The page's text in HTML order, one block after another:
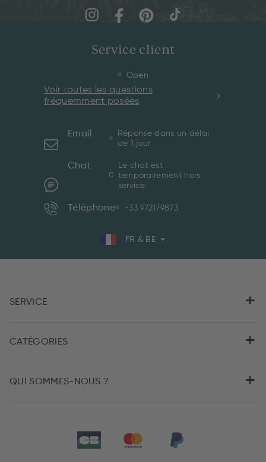
Service client
Open
Voir toutes les questions
fréquemment posées
Email
Réponse dans un délai
de 1 jour
Chat
Le chat est
temporairement hors
service
Téléphone +33 972179873
FR & BE
SERVICE
CATÉGORIES
QUI SOMMES-NOUS ?